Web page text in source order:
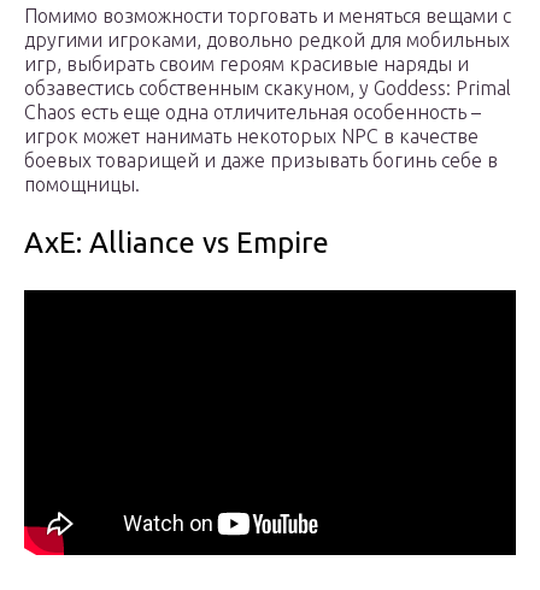
Помимо возможности торговать и меняться вещами с
другими игроками, довольно редкой для мобильных
игр, выбирать своим героям красивые наряды и
обзавестись собственным скакуном, у Goddess: Primal
Chaos есть еще одна отличительная особенность –
игрок может нанимать некоторых NPC в качестве
боевых товарищей и даже призывать богинь себе в
помощницы.
AxE: Alliance vs Empire